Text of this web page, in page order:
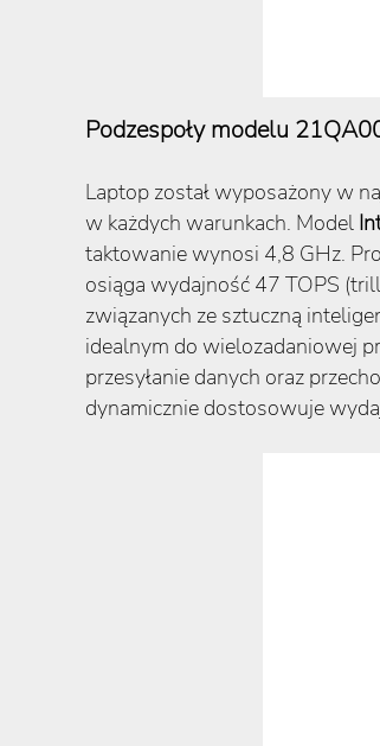
Podzespoły modelu
Laptop został wyposażony w
w każdych warunkach. Model
taktowanie wynosi 4,8 GHz.
osiąga wydajność 47 TOPS
związanych ze sztuczną
idealnym do wielozadaniowej
przesyłanie danych oraz
dynamicznie dostosowuje